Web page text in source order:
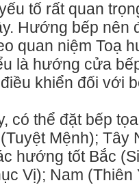
tố rất quan
Hướng bếp nên
quan niệm Toạ
là hướng cửa
khiển đối với
có thể đặt bếp
Mệnh); Tây
hướng tốt Bắc
Vị); Nam